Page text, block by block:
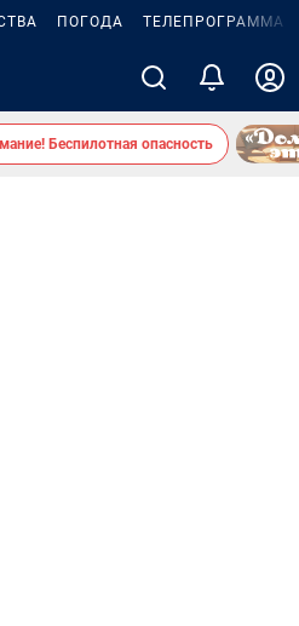
ПОГОДА ТЕЛЕПРОГРАММА
Беспилотная опасность